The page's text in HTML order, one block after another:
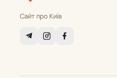
Сайт про Київ